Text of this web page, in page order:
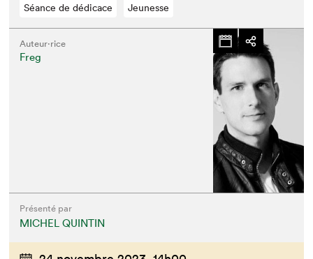
Séance de dédicace Jeunesse
Auteur·rice
Freg
Présenté par
MICHEL QUINTIN